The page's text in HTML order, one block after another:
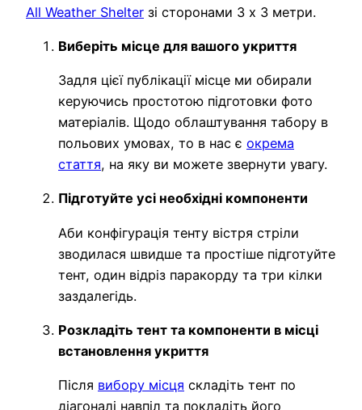
All Weather Shelter зі сторонами 3 х 3 метри.
Виберіть місце для вашого укриття
Задля цієї публікації місце ми обирали
керуючись простотою підготовки фото
матеріалів. Щодо облаштування табору в
польових умовах, то в нас є окрема
стаття, на яку ви можете звернути увагу.
Підготуйте усі необхідні компоненти
Аби конфігурація тенту вістря стріли
зводилася швидше та простіше підготуйте
тент, один відріз паракорду та три кілки
заздалегідь.
Розкладіть тент та компоненти в місці
встановлення укриття
Після вибору місця складіть тент по
діагоналі навпіл та покладіть його